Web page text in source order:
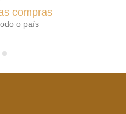
compras
o país